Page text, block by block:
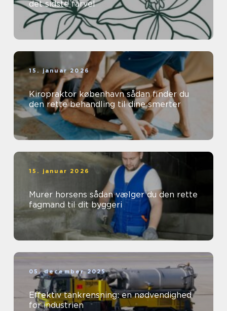
det sidste farvel
15. januar 2026
Kiropraktor københavn sådan finder du
den rette behandling til dine smerter
15. januar 2026
Murer horsens sådan vælger du den rette
fagmand til dit byggeri
05. december 2025
Effektiv tankrensning: en nødvendighed
for industrien